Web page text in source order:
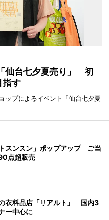
仙台七夕夏売り」 初
指す
ップによるイベント「仙台七夕夏
スンスン」ポップアップ ご当
点超販売
衣料品店「リアルト」 国内3
ー中心に